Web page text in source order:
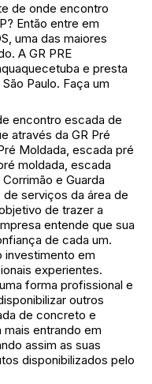
de onde encontro
Então entre em
uma das maiores
A GR PRE
e presta
Paulo. Faça um
encontro escada de
através da GR Pré
Moldada, escada pré
moldada, escada
e Guarda
serviços da área de
de trazer a
entende que sua
de cada um.
investimento em
experientes.
forma profissional e
outros
de concreto e
entrando em
assim as suas
disponibilizados pelo